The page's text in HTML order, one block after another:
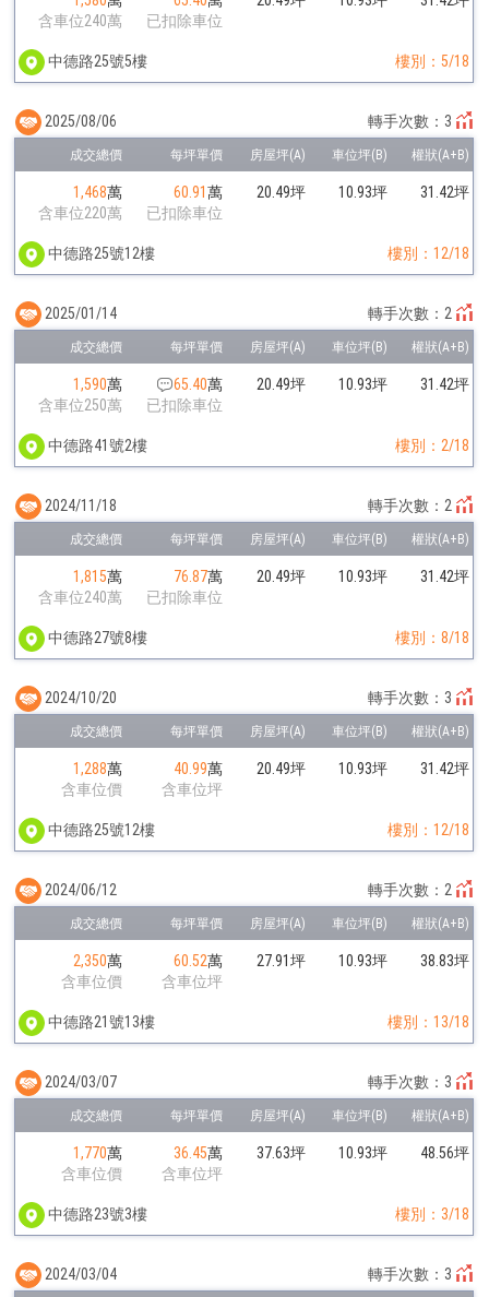
含車位240萬
已扣除車位
中德路25號5樓 樓別：5/18
1,468萬
含車位220萬
60.91萬
已扣除車位
20.49坪 10.93坪 31.42坪
中德路25號12樓 樓別：12/18
2025/08/06 轉手次數：3
1,590萬
含車位250萬
65.40萬
已扣除車位
20.49坪 10.93坪 31.42坪
中德路41號2樓 樓別：2/18
2025/01/14 轉手次數：2
1,815萬
含車位240萬
76.87萬
已扣除車位
20.49坪 10.93坪 31.42坪
中德路27號8樓 樓別：8/18
2024/11/18 轉手次數：2
1,288萬
含車位價
40.99萬
含車位坪
20.49坪 10.93坪 31.42坪
中德路25號12樓 樓別：12/18
2024/10/20 轉手次數：3
2,350萬
含車位價
60.52萬
含車位坪
27.91坪 10.93坪 38.83坪
中德路21號13樓 樓別：13/18
2024/06/12 轉手次數：2
1,770萬
含車位價
36.45萬
含車位坪
37.63坪 10.93坪 48.56坪
中德路23號3樓 樓別：3/18
2024/03/07 轉手次數：3
2024/03/04 轉手次數：3